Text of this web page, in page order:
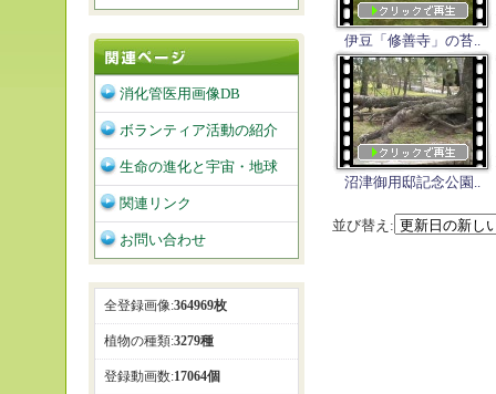
伊豆「修善寺」の苔..
沼津御用邸記念公園..
並び替え:
消化管医用画像DB
ボランティア活動の紹介
生命の進化と宇宙・地球
関連リンク
お問い合わせ
全登録画像:364969枚
植物の種類:3279種
登録動画数:17064個